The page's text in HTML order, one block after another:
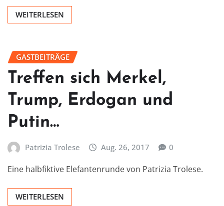
WEITERLESEN
GASTBEITRÄGE
Treffen sich Merkel,
Trump, Erdogan und
Putin…
Patrizia Trolese Aug. 26, 2017 0
Eine halbfiktive Elefantenrunde von Patrizia Trolese.
WEITERLESEN